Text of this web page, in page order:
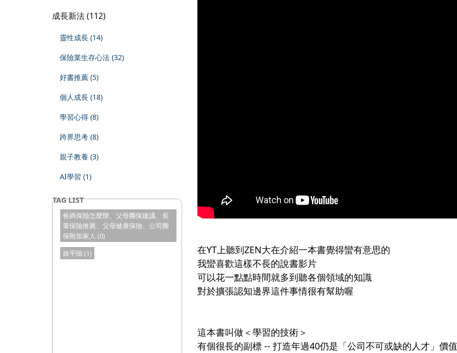
成長新法 (112)
靈性成長 (14)
保險業生存心法 (32)
好書推薦 (5)
個人成長 (18)
學習心得 (8)
跨界思考 (8)
親子教養 (3)
AI學習 (1)
爸媽保險怎麼辦、父母團保建議、長
輩保險推薦、父母健康保險、公司團
保附加家人 (0)
旅平險 (1)
在YT上聽到ZEN大在介紹一本書覺得蠻有意思的
我蠻喜歡這樣不長的說書影片
可以花一點點時間就多到聽各個領域的知識
對於擴張認知邊界這件事情很有幫助喔
這本書叫做＜學習的技術＞
有個很長的副標 -- 打造年過40仍是「公司不可或缺的人才」價